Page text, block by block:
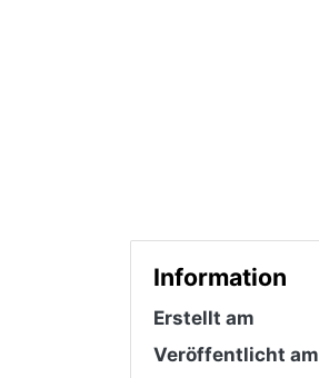
Information
Erstellt am
Veröffentlicht am